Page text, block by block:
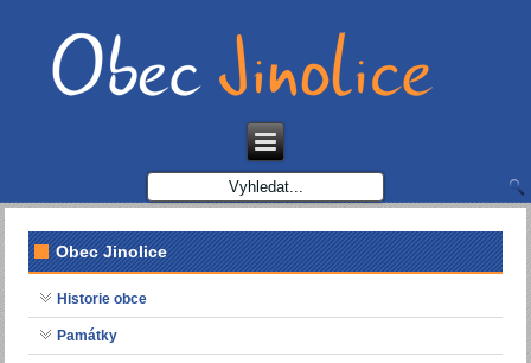
Obec Jinolice
Historie obce
Památky